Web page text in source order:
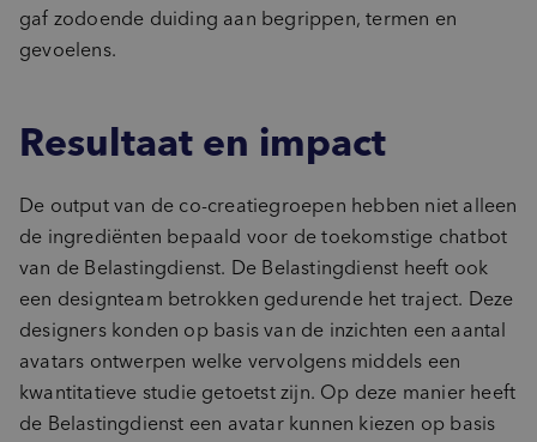
gaf zodoende duiding aan begrippen, termen en
gevoelens.
Resultaat en impact
De output van de co-creatiegroepen hebben niet alleen
de ingrediënten bepaald voor de toekomstige chatbot
van de Belastingdienst. De Belastingdienst heeft ook
een designteam betrokken gedurende het traject. Deze
designers konden op basis van de inzichten een aantal
avatars ontwerpen welke vervolgens middels een
kwantitatieve studie getoetst zijn. Op deze manier heeft
de Belastingdienst een avatar kunnen kiezen op basis